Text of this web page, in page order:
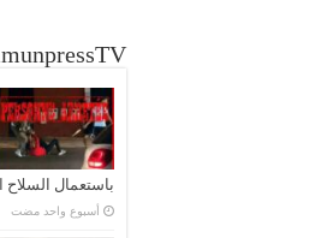
باستعمال السلاح
‏أسبوع واحد مضت